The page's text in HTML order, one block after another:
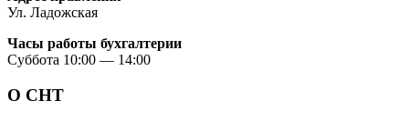
Ул. Ладожская
Часы работы бухгалтерии
Суббота 10:00 — 14:00
О СНТ